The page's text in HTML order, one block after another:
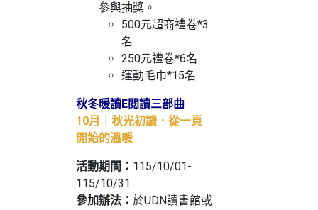
參與抽獎。
500元超商禮卷*3
名
250元禮卷*6名
運動毛巾*15名
秋冬暖讀E閱讀三部曲
10月｜秋光初讀．從一頁
開始的溫暖
活動期間： 115/10/01-
115/10/31
參加辦法： 於UDN讀書館或